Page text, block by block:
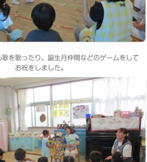
を歌ったり、誕生月仲間などのゲームをして
お祝をしました。